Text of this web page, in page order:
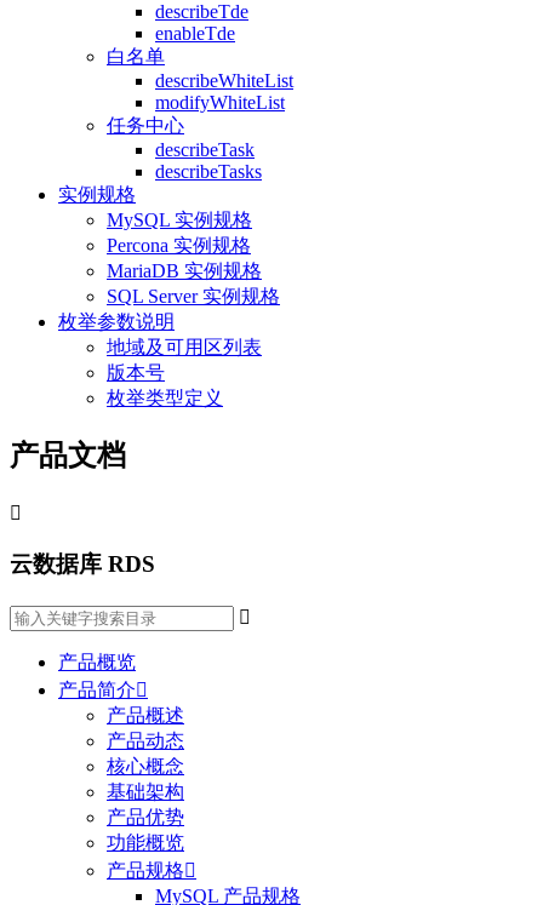
describeTde
enableTde
白名单
describeWhiteList
modifyWhiteList
任务中心
describeTask
describeTasks
实例规格
MySQL 实例规格
Percona 实例规格
MariaDB 实例规格
SQL Server 实例规格
枚举参数说明
地域及可用区列表
版本号
枚举类型定义
产品文档

云数据库 RDS

产品概览
产品简介
产品概述
产品动态
核心概念
基础架构
产品优势
功能概览
产品规格
MySQL 产品规格